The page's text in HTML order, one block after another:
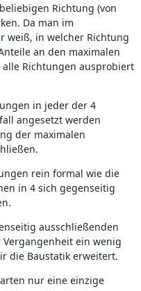
Richtung (von
Da man im
weiß, in welcher Richtung
an den maximalen
Richtungen ausprobiert
in jeder der 4
angesetzt werden
der maximalen
rein formal wie die
in 4 sich gegenseitig
ausschließenden
ein wenig
die Baustatik erweitert.
nur eine einzige